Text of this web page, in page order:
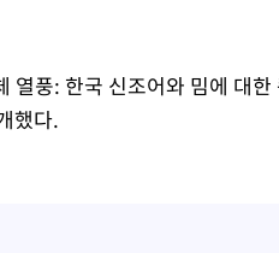
열풍: 한국 신조어와 밈에 대
했다.